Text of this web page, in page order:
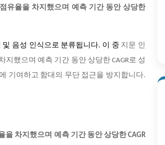
유율을 차지했으며 예측 기간 동안 상당한
및 음성 인식으로 분류됩니다. 이 중 지문 인
했으며 예측 기간 동안 상당한 CAGR로 성
기여하고 함대의 무단 접근을 방지합니다.
차지했으며 예측 기간 동안 상당한 CAGR